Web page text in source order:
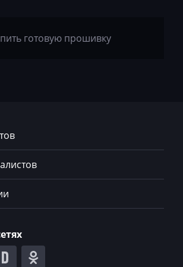
готовую прошивку